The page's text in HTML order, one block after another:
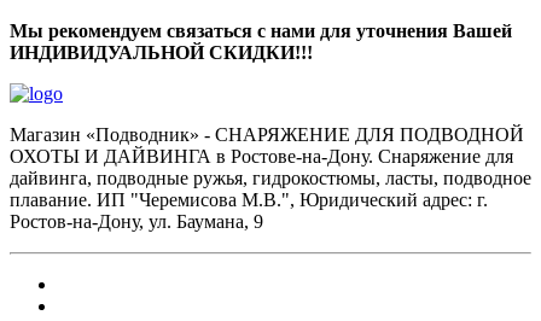
Мы рекомендуем связаться с нами для уточнения Вашей
ИНДИВИДУАЛЬНОЙ СКИДКИ!!!
Магазин «Подводник» - СНАРЯЖЕНИЕ ДЛЯ ПОДВОДНОЙ
ОХОТЫ И ДАЙВИНГА в Ростове-на-Дону. Снаряжение для
дайвинга, подводные ружья, гидрокостюмы, ласты, подводное
плавание. ИП "Черемисова М.В.", Юридический адрес: г.
Ростов-на-Дону, ул. Баумана, 9